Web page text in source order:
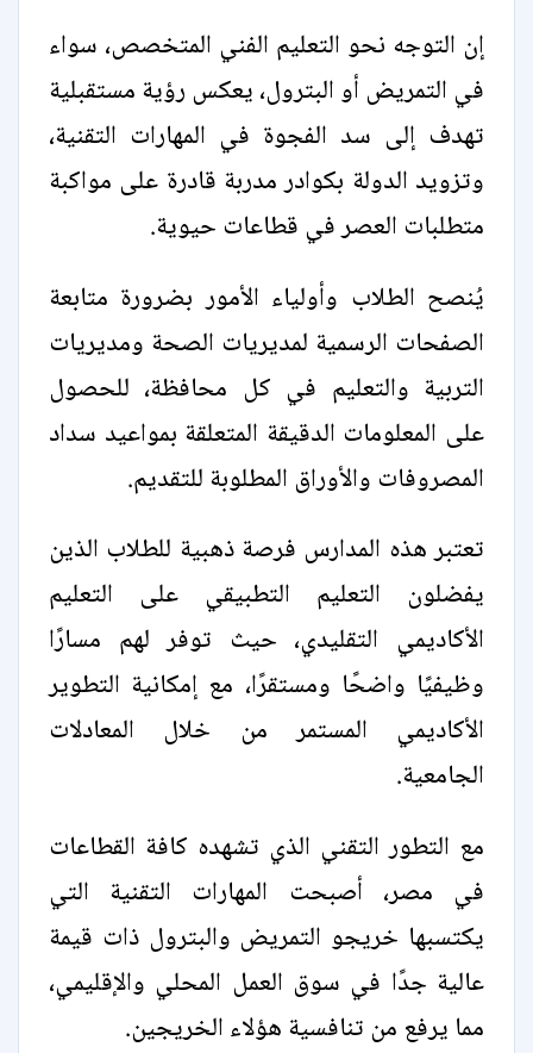
إن التوجه نحو التعليم الفني المتخصص، سواء
في التمريض أو البترول، يعكس رؤية مستقبلية
تهدف إلى سد الفجوة في المهارات التقنية،
وتزويد الدولة بكوادر مدربة قادرة على مواكبة
متطلبات العصر في قطاعات حيوية.
يُنصح الطلاب وأولياء الأمور بضرورة متابعة
الصفحات الرسمية لمديريات الصحة ومديريات
التربية والتعليم في كل محافظة، للحصول
على المعلومات الدقيقة المتعلقة بمواعيد سداد
المصروفات والأوراق المطلوبة للتقديم.
تعتبر هذه المدارس فرصة ذهبية للطلاب الذين
يفضلون التعليم التطبيقي على التعليم
الأكاديمي التقليدي، حيث توفر لهم مسارًا
وظيفيًا واضحًا ومستقرًا، مع إمكانية التطوير
الأكاديمي المستمر من خلال المعادلات
الجامعية.
مع التطور التقني الذي تشهده كافة القطاعات
في مصر، أصبحت المهارات التقنية التي
يكتسبها خريجو التمريض والبترول ذات قيمة
عالية جدًا في سوق العمل المحلي والإقليمي،
مما يرفع من تنافسية هؤلاء الخريجين.